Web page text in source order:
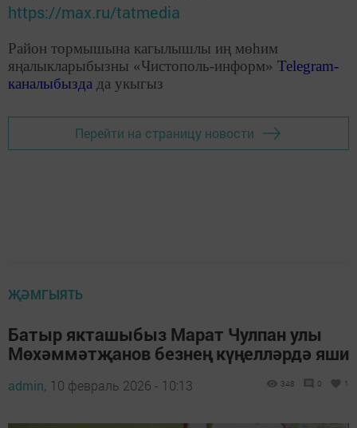
https://max.ru/tatmedia
Район тормышына кагылышлы иң мөһим
яңалыкларыбызны «Чистополь-информ» Telegram-
каналыбызда да укыгыз
Перейти на страницу новости
ҖӘМГЫЯТЬ
Батыр якташыбыз Марат Чулпан улы
Мөхәммәтҗанов безнең күңелләрдә яши
admin, 10 февраль 2026 - 10:13 348 0 1